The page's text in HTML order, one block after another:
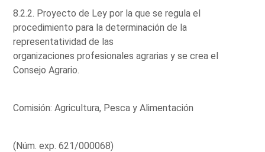
8.2.2. Proyecto de Ley por la que se regula el
procedimiento para la determinación de la
representatividad de las
organizaciones profesionales agrarias y se crea el
Consejo Agrario.
Comisión: Agricultura, Pesca y Alimentación
(Núm. exp. 621/000068)